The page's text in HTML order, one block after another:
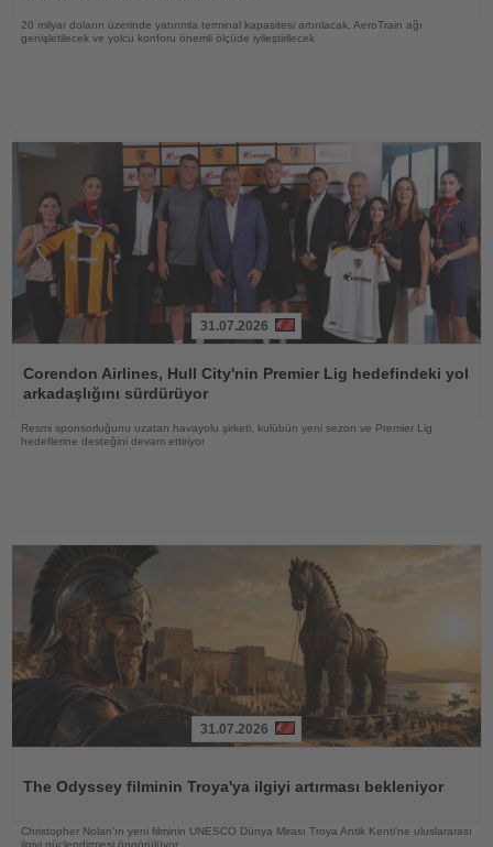
20 milyar doların üzerinde yatırımla terminal kapasitesi artırılacak, AeroTrain ağı
genişletilecek ve yolcu konforu önemli ölçüde iyileştirilecek
Oku
31.07.2026
Corendon Airlines, Hull City'nin Premier Lig hedefindeki yol
arkadaşlığını sürdürüyor
Resmi sponsorluğunu uzatan havayolu şirketi, kulübün yeni sezon ve Premier Lig
hedeflerine desteğini devam ettiriyor
31.07.2026
The Odyssey filminin Troya'ya ilgiyi artırması bekleniyor
Christopher Nolan'ın yeni filminin UNESCO Dünya Mirası Troya Antik Kenti'ne uluslararası
ilgiyi güçlendirmesi öngörülüyor